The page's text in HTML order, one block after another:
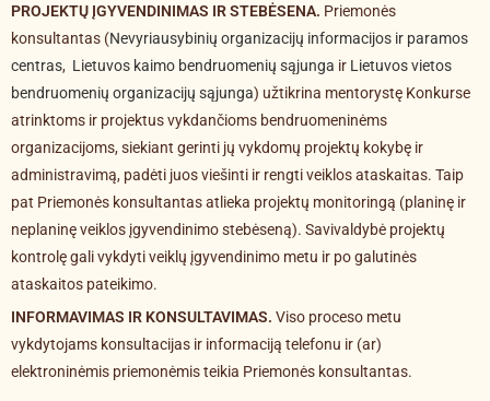
PROJEKTŲ ĮGYVENDINIMAS IR STEBĖSENA. Priemonės
konsultantas (Nevyriausybinių organizacijų informacijos ir paramos
centras, Lietuvos kaimo bendruomenių sąjunga ir Lietuvos vietos
bendruomenių organizacijų sąjunga) užtikrina mentorystę Konkurse
atrinktoms ir projektus vykdančioms bendruomeninėms
organizacijoms, siekiant gerinti jų vykdomų projektų kokybę ir
administravimą, padėti juos viešinti ir rengti veiklos ataskaitas. Taip
pat Priemonės konsultantas atlieka projektų monitoringą (planinę ir
neplaninę veiklos įgyvendinimo stebėseną). Savivaldybė projektų
kontrolę gali vykdyti veiklų įgyvendinimo metu ir po galutinės
ataskaitos pateikimo.
INFORMAVIMAS IR KONSULTAVIMAS. Viso proceso metu
vykdytojams konsultacijas ir informaciją telefonu ir (ar)
elektroninėmis priemonėmis teikia Priemonės konsultantas.